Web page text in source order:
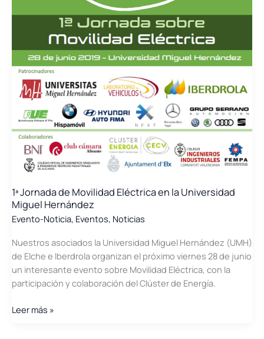
1ª Jornada de Movilidad Eléctrica en la Universidad
Miguel Hernández
Evento-Noticia, Eventos, Noticias
Nuestros asociados la Universidad Miguel Hernández (UMH)
de Elche e Iberdrola organizan el próximo viernes 28 de junio
un interesante evento sobre Movilidad Eléctrica, con la
participación y colaboración del Clúster de Energía.
1ª
Leer más »